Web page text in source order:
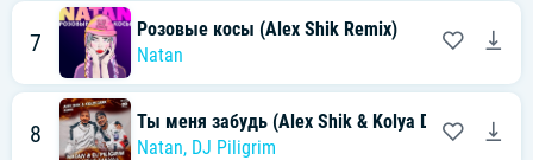
7
Розовые косы (Alex Shik Remix)
Natan
8
Ты меня забудь (Alex Shik & Kolya Dark Radio
Natan, DJ Piligrim